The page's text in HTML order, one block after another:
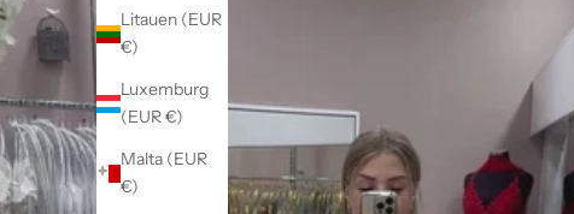
Litauen (EUR
€)
Luxemburg
(EUR €)
Malta (EUR
€)